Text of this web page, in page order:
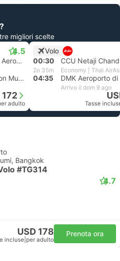
migliori scelte
4.5
CCU Netaji Chandra Aeroporto
DMK Aeroporto di Don Mueang
172
adulto
Volo
00:30
2o 35m Economy | Thai
04:35
Arrivo il dom 9 ago
Tasse
Bangkok
#TG314
4.7
USD 178
incluse per adulto
Prenota ora